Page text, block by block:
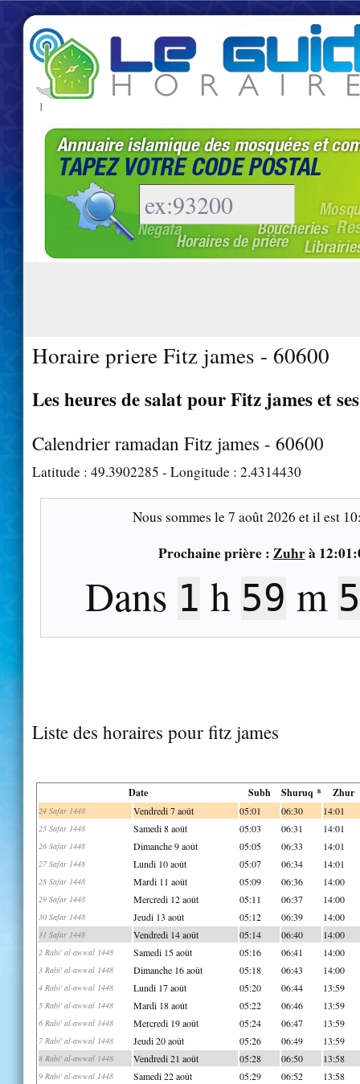
|
Horaire priere Fitz james - 60600
Les heures de salat pour Fitz james et
Calendrier ramadan Fitz james - 60600
Latitude : 49.3902285 - Longitude : 2.4314430
Nous sommes le7 août 2026 et il est
Prochaine prière : Zuhrà
Dans 1 h 59 m
Liste des horaires pour fitz james
Date Subh Shuruq * Zhur
24 Safar 1448 Vendredi 7 août 05:01 06:30 14:01
25 Safar 1448 Samedi 8 août 05:03 06:31 14:01
26 Safar 1448 Dimanche 9 août 05:05 06:33 14:01
27 Safar 1448 Lundi 10 août 05:07 06:34 14:01
28 Safar 1448 Mardi 11 août 05:09 06:36 14:00
29 Safar 1448 Mercredi 12 août 05:11 06:37 14:00
30 Safar 1448 Jeudi 13 août 05:12 06:39 14:00
31 Safar 1448 Vendredi 14 août 05:14 06:40 14:00
2 Rabi' al-awwal 1448 Samedi 15 août 05:16 06:41 14:00
3 Rabi' al-awwal 1448 Dimanche 16 août 05:18 06:43 14:00
4 Rabi' al-awwal 1448 Lundi 17 août 05:20 06:44 13:59
5 Rabi' al-awwal 1448 Mardi 18 août 05:22 06:46 13:59
6 Rabi' al-awwal 1448 Mercredi 19 août 05:24 06:47 13:59
7 Rabi' al-awwal 1448 Jeudi 20 août 05:26 06:49 13:59
8 Rabi' al-awwal 1448 Vendredi 21 août 05:28 06:50 13:58
9 Rabi' al-awwal 1448 Samedi 22 août 05:29 06:52 13:58